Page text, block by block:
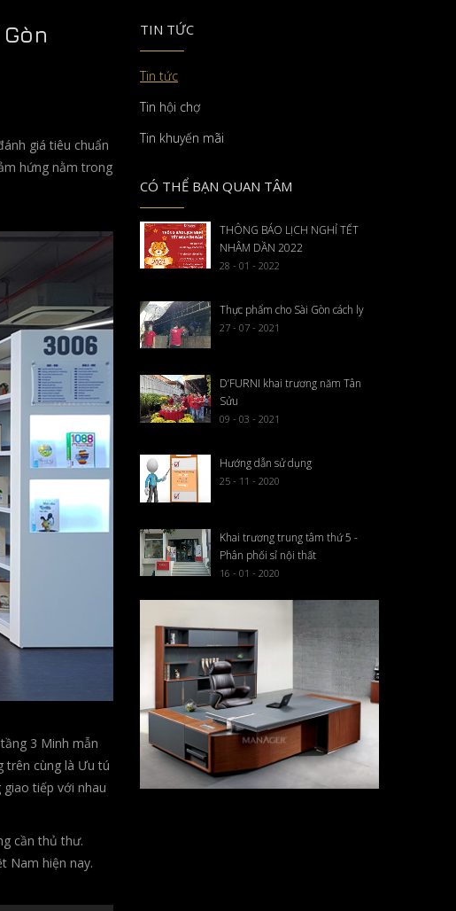
giá tiêu chuẩn
hứng nằm trong
3 Minh mẫn
trên cùng là Ưu tú
tiếp với nhau
cần thủ thư.
Nam hiện nay.
TIN TỨC
Tin tức
Tin hội chợ
Tin khuyến mãi
CÓ THỂ BẠN QUAN TÂM
THÔNG BÁO LỊCH NGHỈ TẾT
NHÂM DẦN 2022
28 - 01 - 2022
Thực phẩm cho Sài Gòn cách ly
27 - 07 - 2021
D’FURNI khai trương năm Tân
Sửu
09 - 03 - 2021
Hướng dẫn sử dụng
25 - 11 - 2020
Khai trương trung tâm thứ 5 -
Phân phối sỉ nội thất
16 - 01 - 2020